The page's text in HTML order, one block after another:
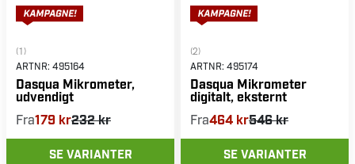
(1)
ARTNR: 495164
Dasqua Mikrometer,
udvendigt
Fra179 kr232 kr
SE VARIANTER
(2)
ARTNR: 495174
Dasqua Mikrometer
digitalt, eksternt
Fra464 kr546 kr
SE VARIANTER